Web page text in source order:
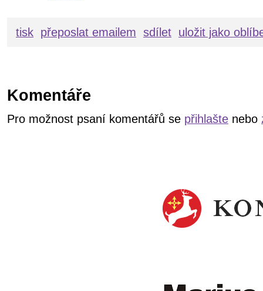
tisk přeposlat emailem sdílet uložit jako
Komentáře
Pro možnost psaní komentářů se přihlašte nebo